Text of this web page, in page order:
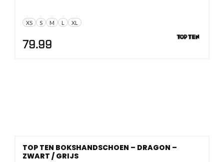
XS S M L XL
79.99
TOP TEN BOKSHANDSCHOEN – DRAGON –
ZWART / GRIJS